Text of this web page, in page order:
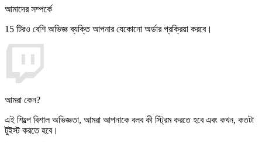
আমাদের সম্পর্কে
15 টিরও বেশি অভিজ্ঞ ব্যক্তি আপনার যেকোনো অর্ডার প্রক্রিয়া করবে।
আমরা কেন?
এই শিল্পে বিশাল অভিজ্ঞতা, আমরা আপনাকে বলব কী স্ট্রিম করতে হবে এবং কখন, কতটা
টুইস্ট করতে হবে।